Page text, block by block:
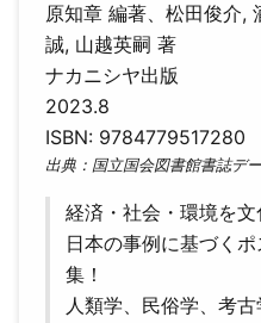
原知章 編著、松田俊介,
誠, 山越英嗣 著
ナカニシヤ出版
2023.8
ISBN: 9784779517280
出典：国立国会図書館書誌デ
経済・社会・環境を文
日本の事例に基づく
集！
人類学、民俗学、考